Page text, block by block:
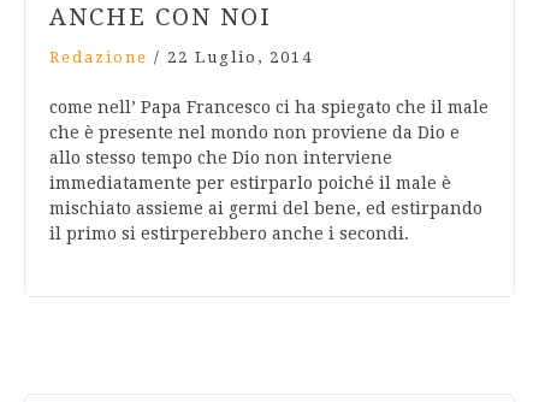
ANCHE CON NOI
Redazione / 22 Luglio, 2014
come nell’ Papa Francesco ci ha spiegato che il male
che è presente nel mondo non proviene da Dio e
allo stesso tempo che Dio non interviene
immediatamente per estirparlo poiché il male è
mischiato assieme ai germi del bene, ed estirpando
il primo si estirperebbero anche i secondi.